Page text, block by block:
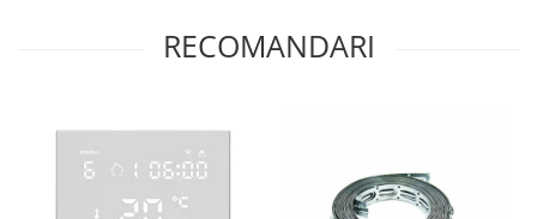
RECOMANDARI